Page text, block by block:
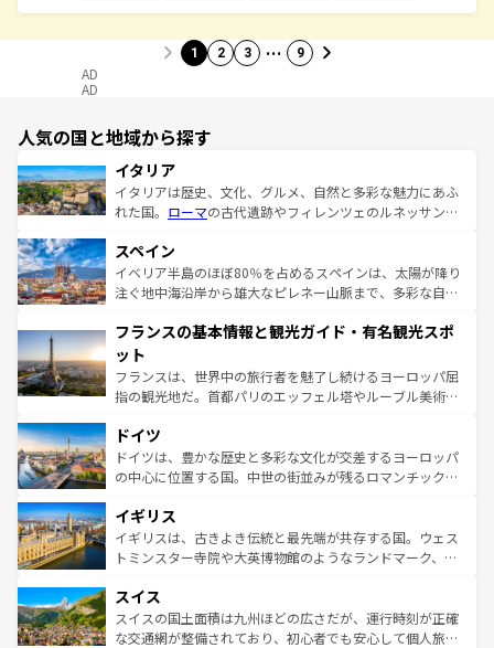
1 2 3 … 9
AD
AD
人気の国と地域から探す
イタリア
イタリアは歴史、文化、グルメ、自然と多彩な魅力にあふ
れた国。 ローマの古代遺跡やフィレンツェのルネッサンス
ろん、トスカーナの美しい田園風景やアマルフィ海岸の絶
景など、自然景観も見逃せない。観光の合間には、本場の
ピザやパスタなど、絶品のイタリア料理を堪能することも
ませてくれるイタリアで、忘れられない旅をしてみよう！
なお、新着のイタリア情報は
しい。
スペイン
イベリア半島のほぼ80％を占めるスペインは、太陽が降り
注ぐ地中海沿岸から雄大なピレネー山脈まで、多彩な自然
文化が根付くこの国では、情熱的なフラメンコ、熱気あふ
れる闘牛、そして美味しいタパスが生活の一部となってい
る。首都マドリードの洗練された雰囲気や、バルセロナの
アートに溢れた街角から、地方では古代ローマ遺跡や中世
せる。地方によって風土や気候が異なるスペインはその個
性で訪れる人を魅了する。 なお、新着のスペイン情報は コ
ンテンツ一覧を参照してほしい。
フランスの基本情報と観光ガイド・有名観光スポ
ット
フランスは、世界中の旅行者を魅了し続けるヨーロッパ屈
指の観光地だ。首都パリのエッフェル塔やルーブル美術館
で、幅広い魅力が詰まっている。華麗な宮殿、歴史的な大
聖堂、美しいビーチ、そして豊かな自然が、訪れる者を心
から魅了する。また、フランスは美食の国としても知ら
いる。シャンパンの発祥地であるランス、プロヴァンスの
香り高いラベンダー畑など、多彩な楽しみ方が可能だ。さ
らに、パリ以外の地域にも魅力が溢れており、どの街角に
れる地方に足を運ぶとそれぞれで全く異なる文化を体験で
きるだろう。 なお、新着のフランス情報はコンテンツ一覧
を参照してほしい。
ドイツ
ドイツは、豊かな歴史と多彩な文化が交差するヨーロッパ
の中心に位置する国。中世の街並みが残るロマンチック街
顔を持つこの国は、どこを歩いても飽きることがない。ベ
ルリンの文化的活気、バイエルン州のアルプスの絶景、そ
してライン川沿いのワイン畑といった風景は必見。ビール
は、お酒好きな人にはぜひ体験してほしい。 なお、新着の
ドイツ情報はコンテンツ一覧を参照してほしい。
イギリス
イギリスは、古きよき伝統と最先端が共存する国。ウェス
トミンスター寺院や大英博物館のようなランドマーク、歴
リアごとに異なる魅力がある。また、優雅なアフタヌーン
ティー、ビール好きにはたまらない英国パブ、サッカー観
戦など、本場だからこそできる体験も豊富。イギリスを旅
スイス
スイスの国土面積は九州ほどの広さだが、運行時刻が正確
な交通網が整備されており、初心者でも安心して個人旅行